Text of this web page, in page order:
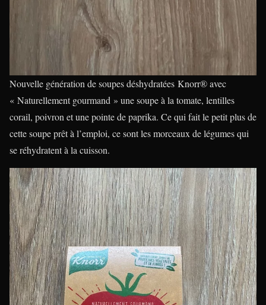
Nouvelle génération de soupes déshydratées Knorr® avec
« Naturellement gourmand » une soupe à la tomate, lentilles
corail, poivron et une pointe de paprika. Ce qui fait le petit plus de
cette soupe prêt à l’emploi, ce sont les morceaux de légumes qui
se réhydratent à la cuisson.